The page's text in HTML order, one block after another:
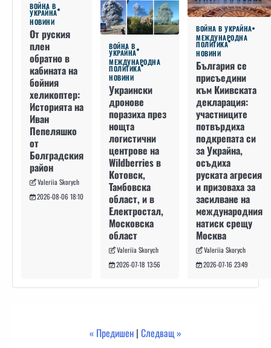
ВОЙНА В
УКРАЙНА
НОВИНИ
От руския
плен
обратно в
кабината на
бойния
хеликоптер:
Историята на
Иван
Пепеляшко
от
Болградския
район
Valeriia Skorych
2026-08-06 18:10
ВОЙНА В
УКРАЙНА
МЕЖДУНАРОДНА
ПОЛИТИКА
НОВИНИ
Украински
дронове
поразиха през
нощта
логистични
центрове на
Wildberries в
Котовск,
Тамбовска
област, и в
Електростал,
Московска
област
Valeriia Skorych
2026-07-18 13:56
ВОЙНА В УКРАЙНА
МЕЖДУНАРОДНА
ПОЛИТИКА
НОВИНИ
България се
присъедини
към Киивската
декларация:
участниците
потвърдиха
подкрепата си
за Украйна,
осъдиха
руската агресия
и призоваха за
засилване на
международния
натиск срещу
Москва
Valeriia Skorych
2026-07-16 23:49
« Предишен | Следващ »